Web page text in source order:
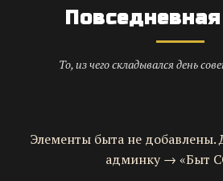
То, из чего складывался день
Элементы быта не добавлены.
админку → «Быт